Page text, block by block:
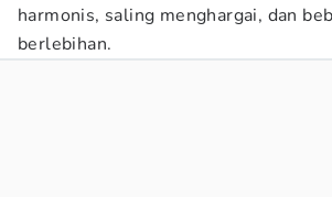
harmonis, saling menghargai, dan
berlebihan.